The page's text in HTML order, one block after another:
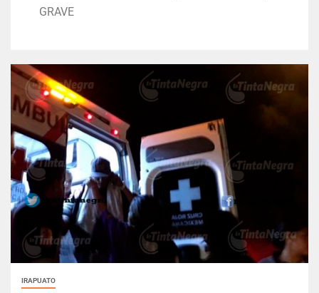
GRAVE
IRAPUATO